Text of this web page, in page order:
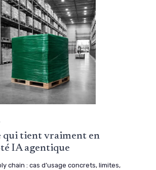
qui tient vraiment en
IA agentique
chain : cas d’usage concrets, limites,